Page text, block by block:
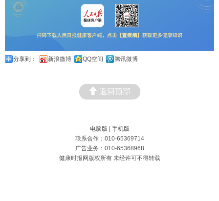
分享到： 新浪微博 QQ空间 腾讯微博
返回顶部
电脑版 | 手机版
联系合作：010-65369714
广告业务：010-65368968
健康时报网版权所有 未经许可不得转载